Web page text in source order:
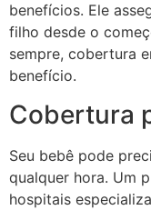
benefícios. Ele
filho desde o
sempre, cobertura
benefício.
Cobertura
Seu bebê pode
qualquer hora. Um
hospitais